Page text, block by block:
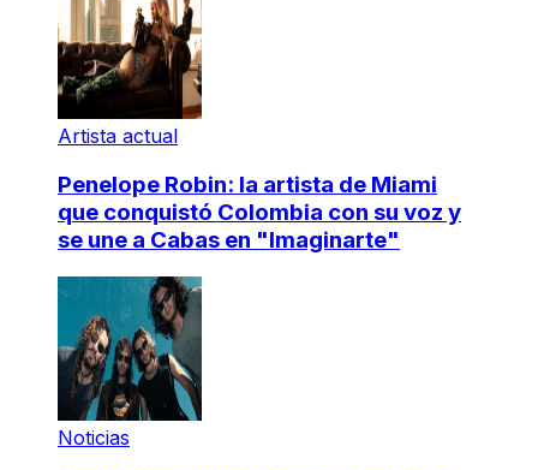
Artista actual
Penelope Robin: la artista de Miami
que conquistó Colombia con su voz y
se une a Cabas en "Imaginarte"
Noticias